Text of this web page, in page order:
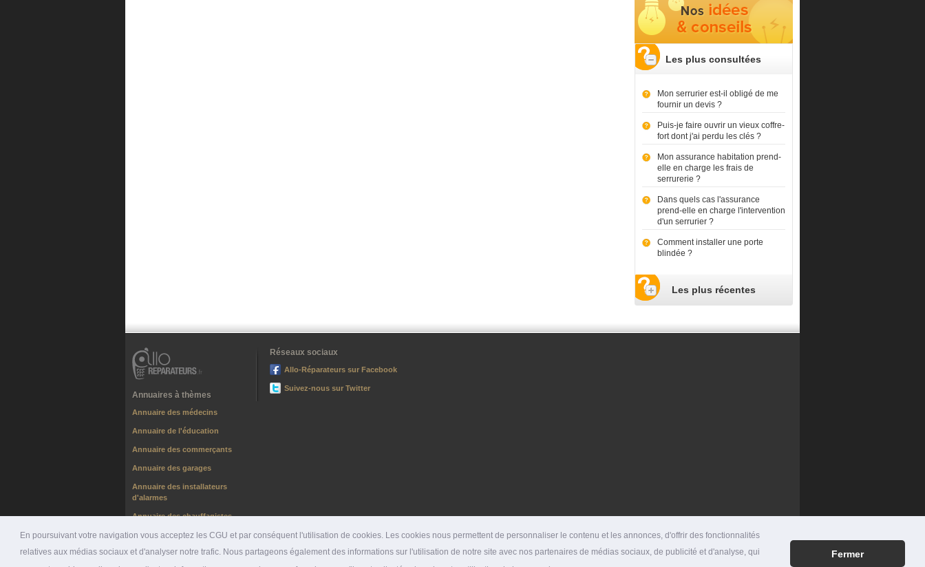
En poursuivant votre navigation vous acceptez les CGU et par conséquent l'utilisation de cookies. Les cookies nous permettent de personnaliser le contenu et les annonces, d'offrir des fonctionnalités
relatives aux médias sociaux et d'analyser notre trafic. Nous partageons également des informations sur l'utilisation de notre site avec nos partenaires de médias sociaux, de publicité et d'analyse, qui
Fermer
Les plus consultées
Mon serrurier est-il obligé de me
fournir un devis ?
Puis-je faire ouvrir un vieux coffre-
fort dont j'ai perdu les clés ?
Mon assurance habitation prend-
elle en charge les frais de
serrurerie ?
Dans quels cas l'assurance
prend-elle en charge l'intervention
d'un serrurier ?
Comment installer une porte
blindée ?
Les plus récentes
Annuaires à thèmes
Annuaire des médecins
Annuaire de l'éducation
Annuaire des commerçants
Annuaire des garages
Annuaire des installateurs
d'alarmes
Annuaire des chauffagistes
Réseaux sociaux
Allo-Réparateurs sur Facebook
Suivez-nous sur Twitter